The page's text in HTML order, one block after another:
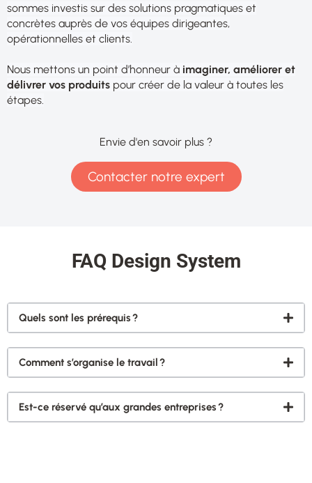
sommes investis sur des solutions pragmatiques et
concrètes auprès de vos équipes dirigeantes,
opérationnelles et clients.
Nous mettons un point d’honneur à imaginer, améliorer et
délivrer vos produits pour créer de la valeur à toutes les
étapes.
Envie d'en savoir plus ?
Contacter notre expert
FAQ Design System
Quels sont les prérequis ?
Comment s’organise le travail ?
Est-ce réservé qu’aux grandes entreprises ?